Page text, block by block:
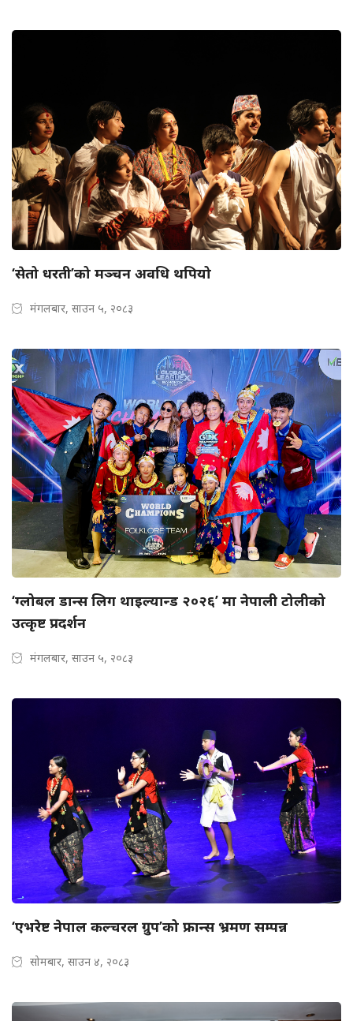
‘सेतो धरती’को मञ्चन अवधि थपियो
मंगलबार, साउन ५, २०८३
‘ग्लोबल डान्स लिग थाइल्यान्ड २०२६’ मा नेपाली टोलीको
उत्कृष्ट प्रदर्शन
मंगलबार, साउन ५, २०८३
‘एभरेष्ट नेपाल कल्चरल ग्रुप’को फ्रान्स भ्रमण सम्पन्न
सोमबार, साउन ४, २०८३